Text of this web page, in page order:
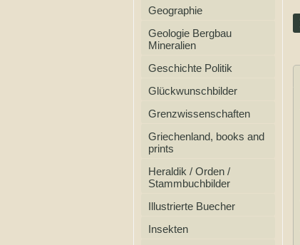
Geographie
Geologie Bergbau
Mineralien
Geschichte Politik
Glückwunschbilder
Grenzwissenschaften
Griechenland, books and
prints
Heraldik / Orden /
Stammbuchbilder
Illustrierte Buecher
Insekten